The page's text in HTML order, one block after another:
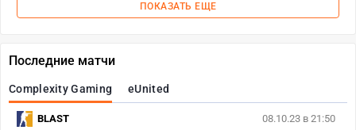
ПОКАЗАТЬ ЕЩЕ
Последние матчи
Complexity Gaming eUnited
08.10.23 в 21:50
BLAST